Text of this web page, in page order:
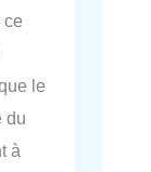
ce
le
du
à